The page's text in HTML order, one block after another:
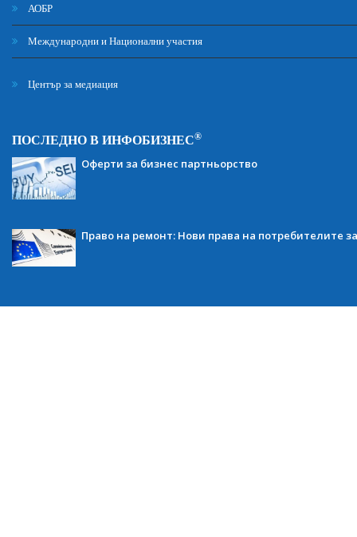
АОБР
Международни и Национални участия
Център за медиация
ПОСЛЕДНО В ИНФОБИЗНЕС®
Оферти за бизнес партньорство
Право на ремонт: Нови права на потребителите